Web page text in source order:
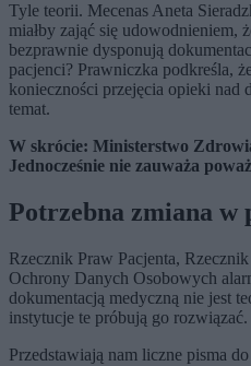
Tyle teorii. Mecenas Aneta
miałby zająć się udowodnieniem,
bezprawnie dysponują
pacjenci? Prawniczka podkreśla,
konieczności przejęcia opieki nad
temat.
W skrócie: Ministerstwo
Jednocześnie nie zauważa
Potrzebna zmiana w
Rzecznik Praw Pacjenta,
Ochrony Danych Osobowych
dokumentacją medyczną nie jest
instytucje te próbują go rozwiązać.
Przedstawiają nam liczne pisma